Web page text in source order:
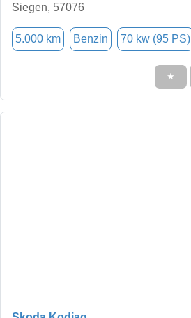
Siegen, 57076
5.000 km Benzin 70 kw (95 PS)
★